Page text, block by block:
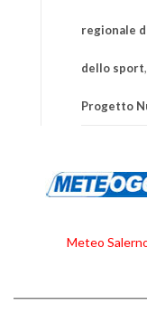
regionale
dello sport,
Progetto
Meteo